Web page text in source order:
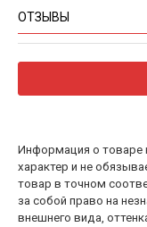
ОТЗЫВЫ
Информация о товаре
характер и не
товар в точном
за собой право на
внешнего вида,